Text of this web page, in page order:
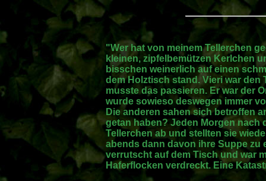
"Wer hat von meinem Tellerchen
kleinen, zipfelbemützen Kerlchen
bisschen weinerlich auf einen
dem Holztisch stand. Vieri war den
musste das passieren. Er war der
wurde sowieso deswegen immer
Die anderen sahen sich betroffen
getan haben? Jeden Morgen nach
Tellerchen ab und stellten sie
abends dann davon ihre Suppe zu
verrutscht auf dem Tisch und war
Haferflocken verdreckt. Eine